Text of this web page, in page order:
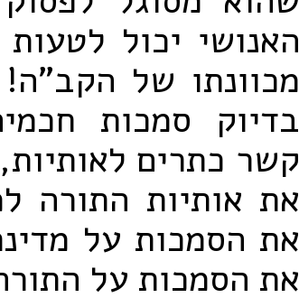
האנושי יכול
מכוונתו של
בדיוק סמכות
קשר כתרים
את אותיות התורה
את הסמכות על
את הסמכות על